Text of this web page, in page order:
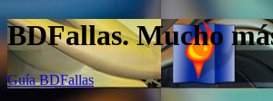
BDFallas. Mucho
Guía BDFallas